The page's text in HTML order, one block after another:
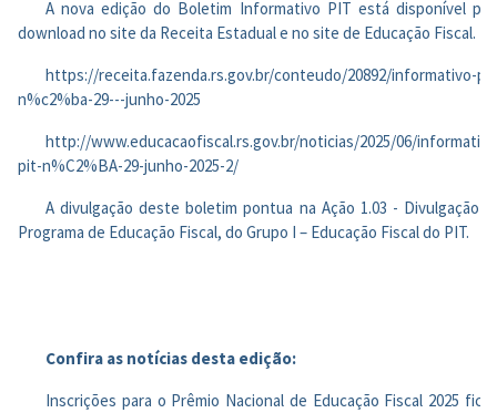
A nova edição do Boletim Informativo PIT está disponível
download no site da Receita Estadual e no site de Educação Fiscal.
https://receita.fazenda.rs.gov.br/conteudo/20892/informativo-
n%c2%ba-29---junho-2025
http://www.educacaofiscal.rs.gov.br/noticias/2025/06/
pit-n%C2%BA-29-junho-2025-2/
A divulgação deste boletim pontua na Ação 1.03 - Divulgação
Programa de Educação Fiscal, do Grupo I – Educação Fiscal do PIT.
Confira as notícias desta edição:
Inscrições para o Prêmio Nacional de Educação Fiscal 2025